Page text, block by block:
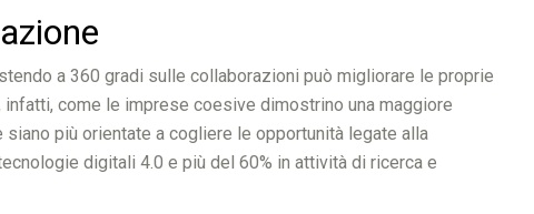
a 360 gradi sulle collaborazioni può migliorare le proprie
come le imprese coesive dimostrino una maggiore
più orientate a cogliere le opportunità legate alla
digitali 4.0 e più del 60% in attività di ricerca e